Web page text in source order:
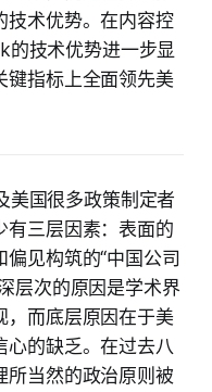
技术优势。在内容控
的技术优势进一步显
键指标上全面领先美
美国很多政策制定者
有三层因素：表面的
见构筑的“中国公司
层次的原因是学术界
，而底层原因在于美
心的缺乏。在过去八
所当然的政治原则被